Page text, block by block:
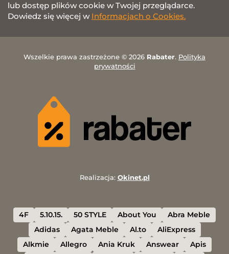
lub dostęp plików cookie w Twojej przeglądarce.
Dowiedz się więcej w Informacjach o Cookies.
Wszelkie prawa zastrzeżone © 2026 Rabater. Polityka
prywatności
Realizacja: Okinet.pl
4F 5.10.15. 50 STYLE About You
Abra Meble
Adidas
Agata Meble Al.to
AliExpress
Alkmie
Allegro Ania Kruk Answear
Apis